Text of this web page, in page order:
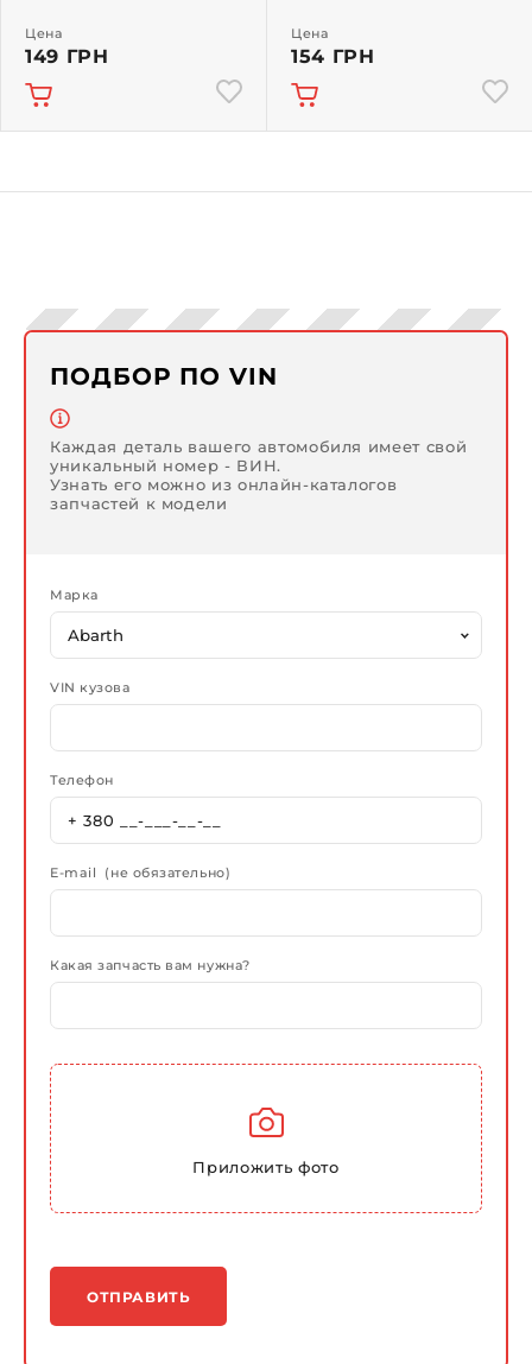
Цена
149 ГРН
Цена
154 ГРН
ПОДБОР ПО VIN
Каждая деталь вашего автомобиля имеет свой
уникальный номер - ВИН.
Узнать его можно из онлайн-каталогов
запчастей к модели
Марка
VIN кузова
Телефон
E-mail (не обязательно)
Какая запчасть вам нужна?
Приложить фото
ОТПРАВИТЬ